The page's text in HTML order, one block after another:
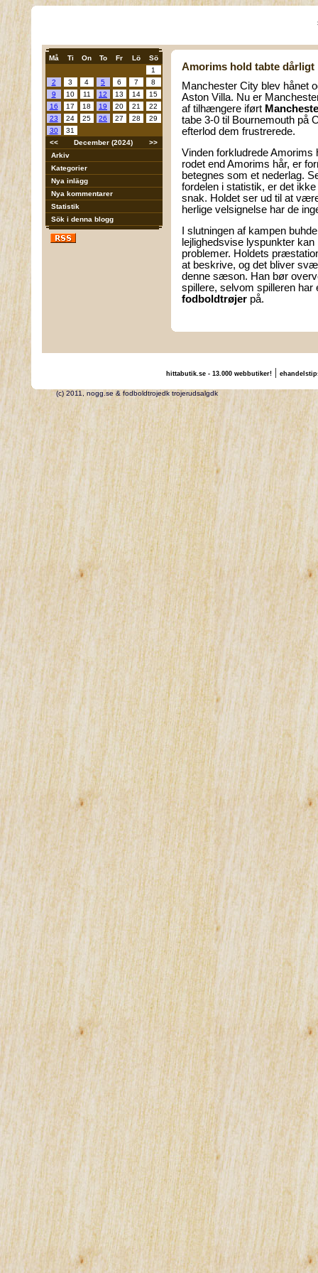
Må Ti On To Fr Lö
Sö
1
2
3 4 5 6 7
8
9
10 11 12 13 14
15
16
17 18 19 20 21
22
23
24 25 26 27 28
29
30
31
<<
December (2024)
>>
Arkiv
Kategorier
Nya inlägg
Nya kommentarer
Statistik
Sök i denna blogg
Amorims hold tabte dårligt
Manchester City blev hånet
Aston Villa. Nu er
af tilhængere iført
tabe 3-0 til Bournemouth på
efterlod dem frustrerede.
Vinden forkludrede Amorims
rodet end Amorims hår, er
betegnes som et nederlag.
fordelen i statistik, er det
snak. Holdet ser ud til at
herlige velsignelse har de
I slutningen af kampen
lejlighedsvise lyspunkter
problemer. Holdets
at beskrive, og det bliver
denne sæson. Han bør
spillere, selvom spilleren
fodboldtrøjer på.
hittabutik.se - 13.000 webbutiker!|
(c) 2011, nogg.se & fodboldtrojedk trojerudsalgdk